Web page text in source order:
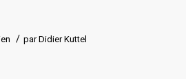
/ parDidier Kuttel